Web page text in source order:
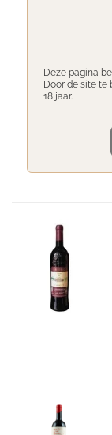
Deze pagina
Door de site te
18 jaar.